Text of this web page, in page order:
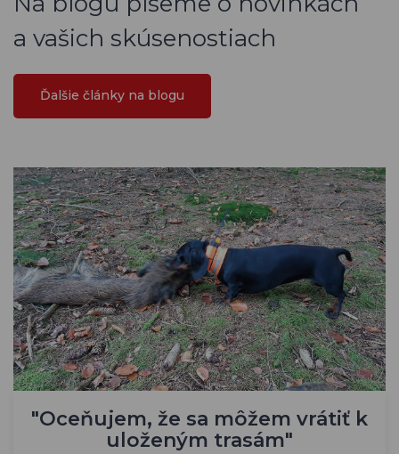
a vašich skúsenostiach
Ďalšie články na blogu
"Oceňujem, že sa môžem vrátiť k
uloženým trasám"